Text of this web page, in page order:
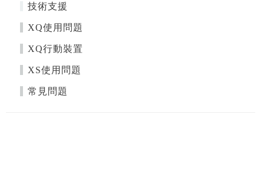
技術支援
XQ使用問題
XQ行動裝置
XS使用問題
常見問題